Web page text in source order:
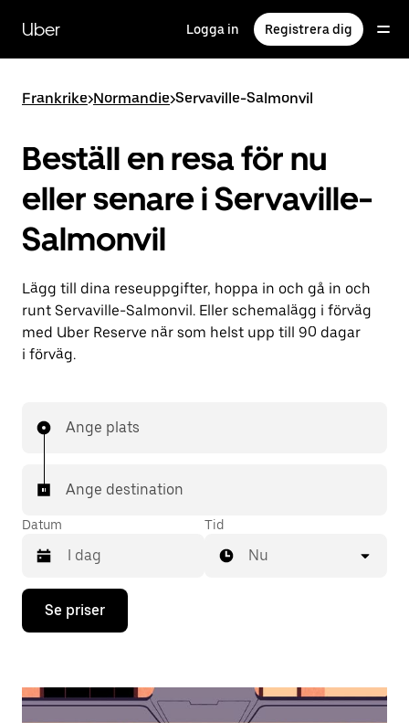
huvudinnehållet
Uber Logga in Registrera dig
Frankrike>Normandie>Servaville-Salmonvil
Beställ en resa för nu
eller senare i Servaville-
Salmonvil
Lägg till dina reseuppgifter, hoppa in och gå in och
runt Servaville-Salmonvil. Eller schemalägg i förväg
med Uber Reserve när som helst upp till 90 dagar
i förväg.
Ange plats
Ange destination
Datum
Tryck
nedåtpilen
kalendern
Tid
Nu
Se priser